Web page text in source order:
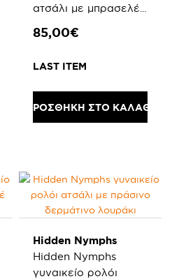
ατσάλι με μπρασελέ
85,00€
LAST ITEM
ΠΡΟΣΘΗΚΗ ΣΤΟ ΚΑΛΑΘΙ
Hidden Nymphs
Hidden Nymphs
γυναικείο ρολόι